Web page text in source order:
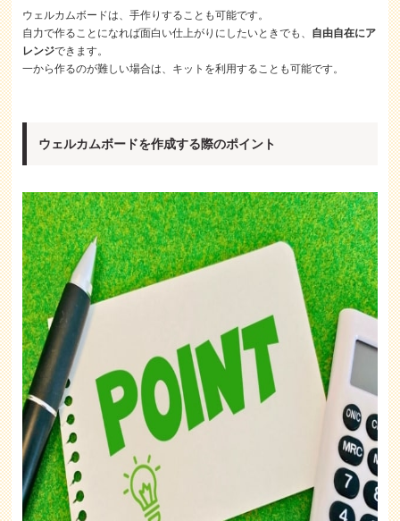
ウェルカムボードは、手作りすることも可能です。
自力で作ることになれば面白い仕上がりにしたいときでも、 自由自在にア
レンジできます。
一から作るのが難しい場合は、キットを利用することも可能です。
ウェルカムボードを作成する際のポイント